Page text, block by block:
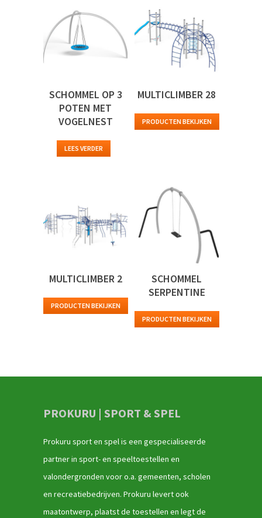
SCHOMMEL OP 3
POTEN MET
VOGELNEST
LEES VERDER
MULTICLIMBER 28
PRODUCTEN BEKIJKEN
MULTICLIMBER 2
PRODUCTEN BEKIJKEN
SCHOMMEL
SERPENTINE
PRODUCTEN BEKIJKEN
PROKURU | SPORT & SPEL
Prokuru sport en spel is een gespecialiseerde
partner in sport- en speeltoestellen en
valondergronden voor o.a. gemeenten, scholen
en recreatiebedrijven. Prokuru levert ook
maatontwerp, plaatst de toestellen en legt de